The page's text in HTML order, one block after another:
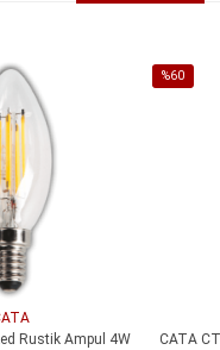
Rustik Ampul 4W
%60
CATA